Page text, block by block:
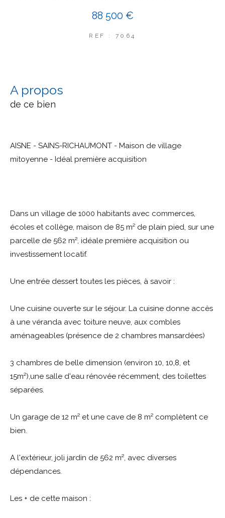
88 500 €
REF : 7064
a propos
de ce bien
AISNE - SAINS-RICHAUMONT - Maison de village
mitoyenne - Idéal première acquisition
Dans un village de 1000 habitants avec commerces,
écoles et collège, maison de 85 m² de plain pied, sur une
parcelle de 562 m², idéale première acquisition ou
investissement locatif.
Une entrée dessert toutes les pièces, à savoir :
Une cuisine ouverte sur le séjour. La cuisine donne accès
à une véranda avec toiture neuve, aux combles
aménageables (présence de 2 chambres mansardées)
3 chambres de belle dimension (environ 10, 10,8, et
15m²),une salle d'eau rénovée récemment, des toilettes
séparées.
Un garage de 12 m² et une cave de 8 m² complètent ce
bien.
A l'extérieur, joli jardin de 562 m², avec diverses
dépendances.
Les + de cette maison :